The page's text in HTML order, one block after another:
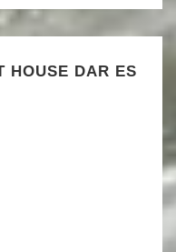
HOUSE DAR ES